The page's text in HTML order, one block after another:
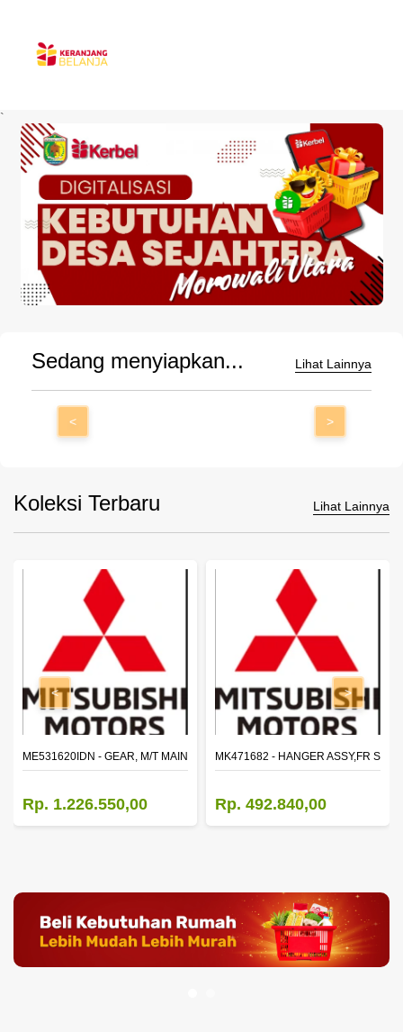
`
Sedang menyiapkan... Lihat Lainnya
< >
Koleksi Terbaru Lihat Lainnya
2ND SPEED (M035S5)
ME531620IDN - GEAR, M/T MAIN SHAFT REVERSE
Rp. 1.226.550,00
MK471682 - HANGER ASSY,FR
Rp. 492.840,00
< >